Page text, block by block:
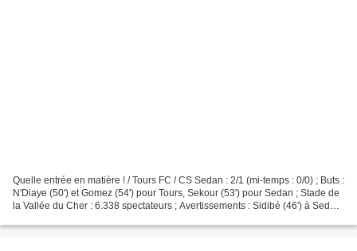
Quelle entrée en matière ! / Tours FC / CS Sedan : 2/1 (mi-temps : 0/0) ; Buts :
N'Diaye (50') et Gomez (54') pour Tours, Sekour (53') pour Sedan ; Stade de
la Vallée du Cher : 6.338 spectateurs ; Avertissements : Sidibé (46') à Sedan